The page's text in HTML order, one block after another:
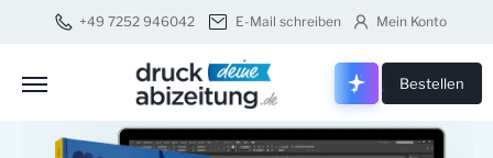
+49 7252 946042 E-Mail schreiben Mein Konto
Druck
Bestellen